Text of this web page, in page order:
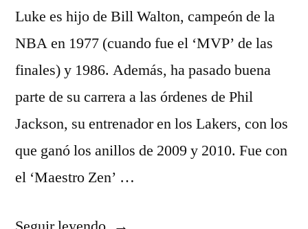
Luke es hijo de Bill Walton, campeón de la
NBA en 1977 (cuando fue el ‘MVP’ de las
finales) y 1986. Además, ha pasado buena
parte de su carrera a las órdenes de Phil
Jackson, su entrenador en los Lakers, con los
que ganó los anillos de 2009 y 2010. Fue con
el ‘Maestro Zen’ …